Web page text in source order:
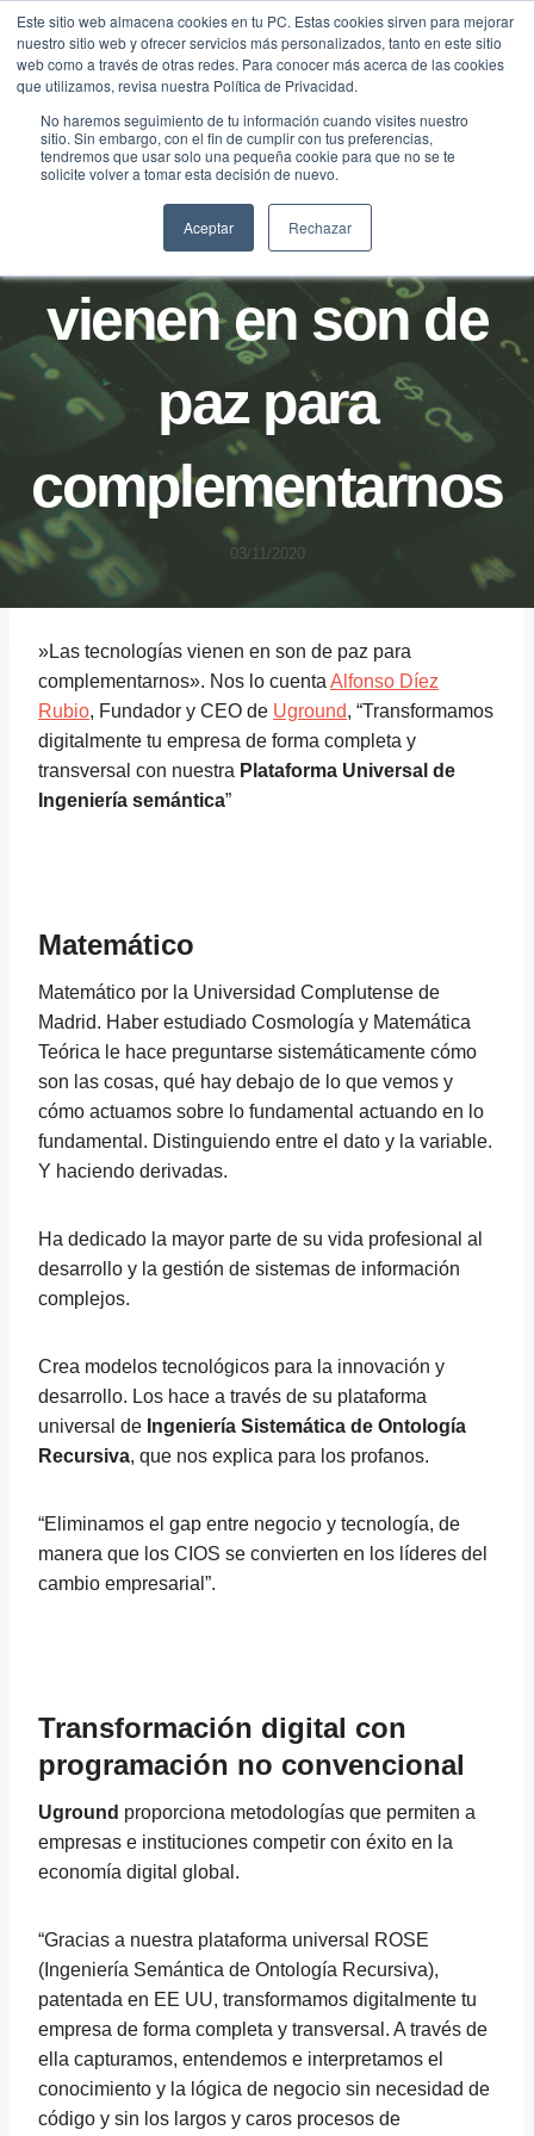
Este sitio web almacena cookies en tu PC. Estas cookies sirven para mejorar
nuestro sitio web y ofrecer servicios más personalizados, tanto en este sitio
web como a través de otras redes. Para conocer más acerca de las cookies
que utilizamos, revisa nuestra Política de Privacidad.
No haremos seguimiento de tu información cuando visites nuestro
sitio. Sin embargo, con el fin de cumplir con tus preferencias,
tendremos que usar solo una pequeña cookie para que no se te
solicite volver a tomar esta decisión de nuevo.
Aceptar Rechazar
Saltar
contenido
BLOG
Las tecnologías
vienen en son de
paz para
complementarnos
03/11/2020
»Las tecnologías vienen en son de paz para
complementarnos». Nos lo cuenta Alfonso Díez
Rubio, Fundador y CEO de Uground, “Transformamos
digitalmente tu empresa de forma completa y
transversal con nuestra Plataforma Universal de
Ingeniería semántica”
Matemático
Matemático por la Universidad Complutense de
Madrid. Haber estudiado Cosmología y Matemática
Teórica le hace preguntarse sistemáticamente cómo
son las cosas, qué hay debajo de lo que vemos y
cómo actuamos sobre lo fundamental actuando en lo
fundamental. Distinguiendo entre el dato y la variable.
Y haciendo derivadas.
Ha dedicado la mayor parte de su vida profesional al
desarrollo y la gestión de sistemas de información
complejos.
Crea modelos tecnológicos para la innovación y
desarrollo. Los hace a través de su plataforma
universal de Ingeniería Sistemática de Ontología
Recursiva, que nos explica para los profanos.
“Eliminamos el gap entre negocio y tecnología, de
manera que los CIOS se convierten en los líderes del
cambio empresarial”.
Transformación digital con
programación no convencional
Uground proporciona metodologías que permiten a
empresas e instituciones competir con éxito en la
economía digital global.
“Gracias a nuestra plataforma universal ROSE
(Ingeniería Semántica de Ontología Recursiva),
patentada en EE UU, transformamos digitalmente tu
empresa de forma completa y transversal. A través de
ella capturamos, entendemos e interpretamos el
conocimiento y la lógica de negocio sin necesidad de
código y sin los largos y caros procesos de
Traducir »